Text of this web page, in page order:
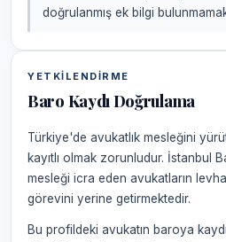
doğrulanmış ek bilgi
YETKILENDIRME
Baro Kaydı Doğrulama
Türkiye'de avukatlık mesleğini
kayıtlı olmak zorunludur. İstanbul
mesleği icra eden avukatların
görevini yerine getirmektedir.
Bu profildeki avukatın baroya